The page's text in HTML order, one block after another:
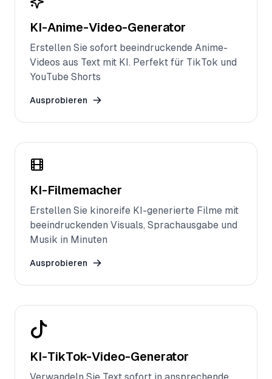
KI-Anime-Video-Generator
Erstellen Sie sofort beeindruckende Anime-
Videos aus Text mit KI. Perfekt für TikTok und
YouTube Shorts
Ausprobieren
KI-Filmemacher
Erstellen Sie kinoreife KI-generierte Filme mit
beeindruckenden Visuals, Sprachausgabe und
Musik in Minuten
Ausprobieren
KI-TikTok-Video-Generator